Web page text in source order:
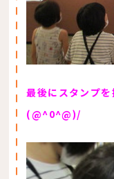
最後にスタンプ
(@^0^@)/